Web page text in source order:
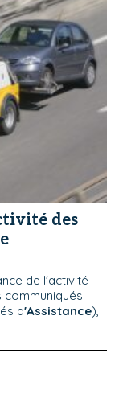
des
de l'activité
communiqués
d'Assistance),